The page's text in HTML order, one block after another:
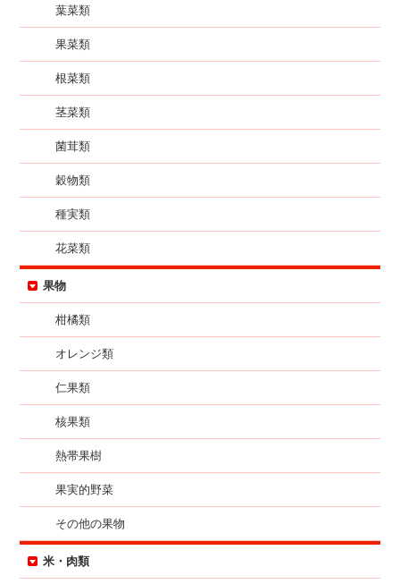
葉菜類
果菜類
根菜類
茎菜類
菌茸類
穀物類
種実類
花菜類
果物
柑橘類
オレンジ類
仁果類
核果類
熱帯果樹
果実的野菜
その他の果物
米・肉類